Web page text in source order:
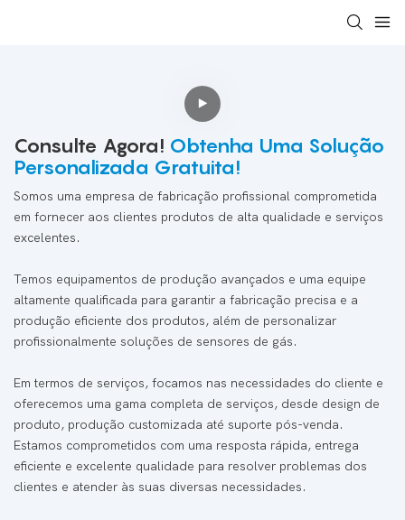
Consulte Agora! Obtenha Uma Solução
Personalizada Gratuita!
Somos uma empresa de fabricação profissional comprometida
em fornecer aos clientes produtos de alta qualidade e serviços
excelentes.
Temos equipamentos de produção avançados e uma equipe
altamente qualificada para garantir a fabricação precisa e a
produção eficiente dos produtos, além de personalizar
profissionalmente soluções de sensores de gás.
Em termos de serviços, focamos nas necessidades do cliente e
oferecemos uma gama completa de serviços, desde design de
produto, produção customizada até suporte pós-venda.
Estamos comprometidos com uma resposta rápida, entrega
eficiente e excelente qualidade para resolver problemas dos
clientes e atender às suas diversas necessidades.